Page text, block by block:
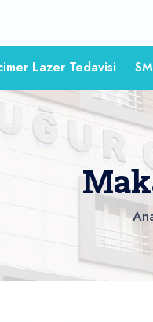
Lazer Tedavisi